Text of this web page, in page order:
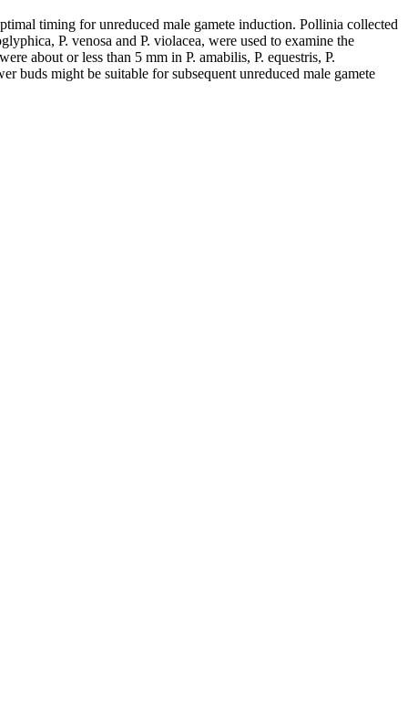
timing for unreduced male gamete induction. Pollinia collected
P. venosa and P. violacea, were used to examine the
about or less than 5 mm in P. amabilis, P. equestris, P.
buds might be suitable for subsequent unreduced male gamete